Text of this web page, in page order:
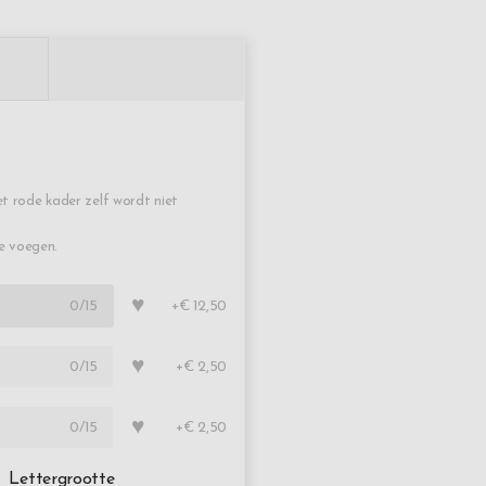
rode kader zelf wordt niet
voegen.
0/15 ♥ +€ 12,50
0/15 ♥ +€ 2,50
0/15 ♥ +€ 2,50
Lettergrootte